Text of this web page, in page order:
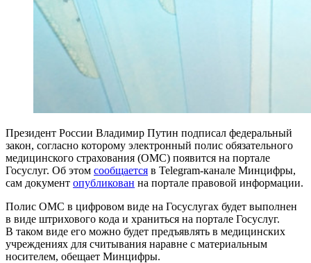
Президент России Владимир Путин подписал федеральный
закон, согласно которому электронный полис обязательного
медицинского страхования (ОМС) появится на портале
Госуслуг. Об этом сообщается в Telegram-канале Минцифры,
сам документ опубликован на портале правовой информации.
Полис ОМС в цифровом виде на Госуслугах будет выполнен
в виде штрихового кода и храниться на портале Госуслуг.
В таком виде его можно будет предъявлять в медицинских
учреждениях для считывания наравне с материальным
носителем, обещает Минцифры.